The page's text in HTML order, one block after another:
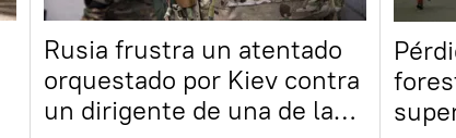
Rusia frustra un atentado
orquestado por Kiev contra
un dirigente de una de las